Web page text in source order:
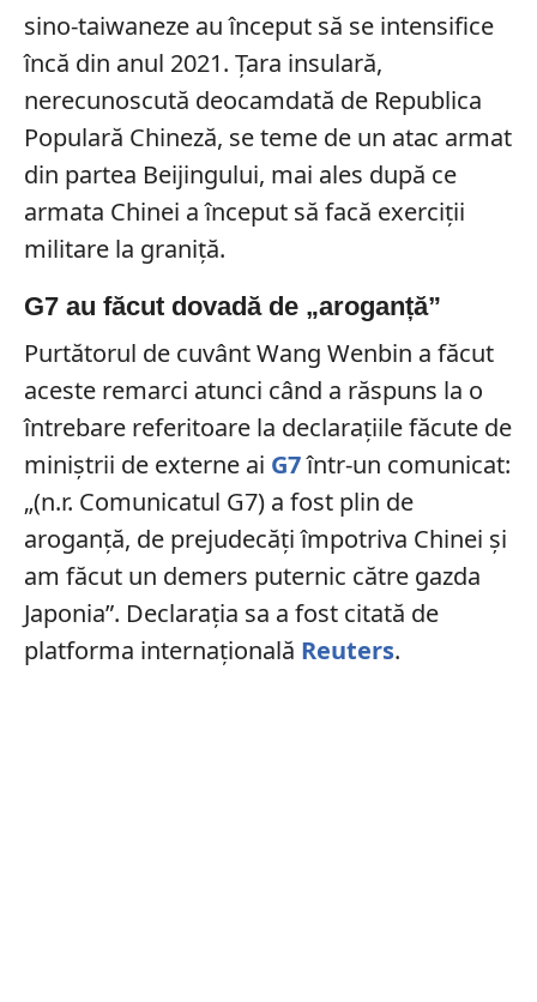
sino-taiwaneze au început să se intensifice
încă din anul 2021. Țara insulară,
nerecunoscută deocamdată de Republica
Populară Chineză, se teme de un atac armat
din partea Beijingului, mai ales după ce
armata Chinei a început să facă exerciții
militare la graniță.
G7 au făcut dovadă de „aroganță”
Purtătorul de cuvânt Wang Wenbin a făcut
aceste remarci atunci când a răspuns la o
întrebare referitoare la declarațiile făcute de
miniștrii de externe ai G7într-un comunicat:
„(n.r. Comunicatul G7) a fost plin de
aroganță, de prejudecăți împotriva Chinei și
am făcut un demers puternic către gazda
Japonia”. Declarația sa a fost citată de
platforma internațională Reuters.